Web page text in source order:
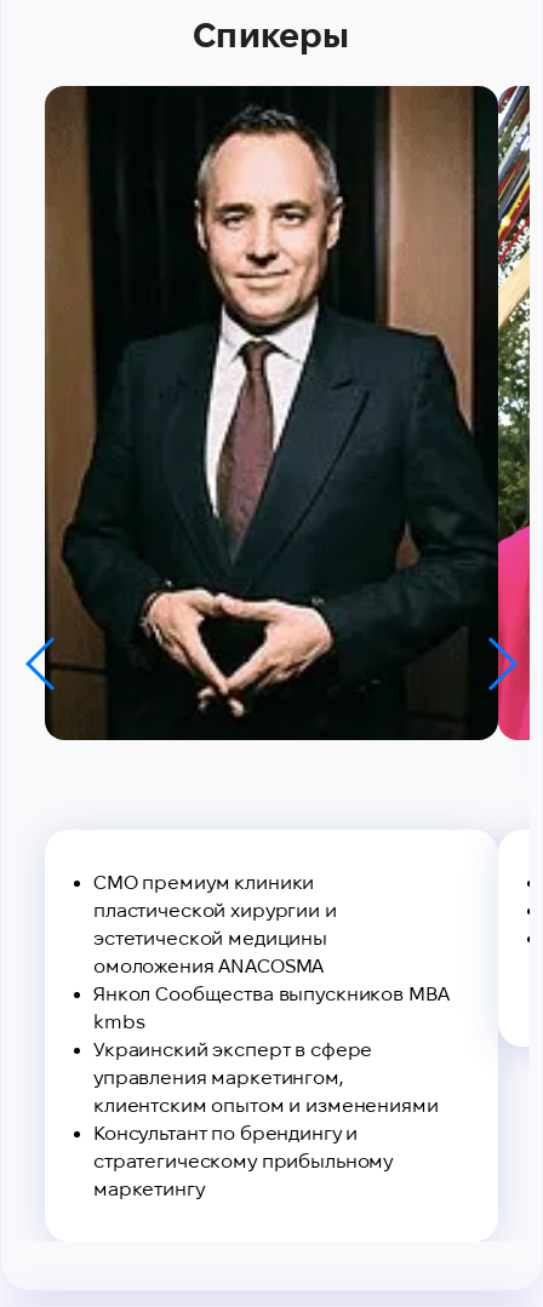
Спикеры
СМО премиум клиники
пластической хирургии и
эстетической медицины
омоложения ANACOSMA
Янкол Сообщества выпускников MBA
kmbs
Украинский эксперт в сфере
управления маркетингом,
клиентским опытом и изменениями
Консультант по брендингу и
стратегическому прибыльному
маркетингу